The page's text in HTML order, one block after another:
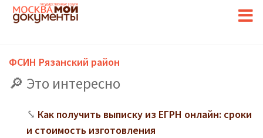
ФСИН Рязанский район
Это интересно
Как получить выписку из ЕГРН онлайн: сроки
и стоимость изготовления